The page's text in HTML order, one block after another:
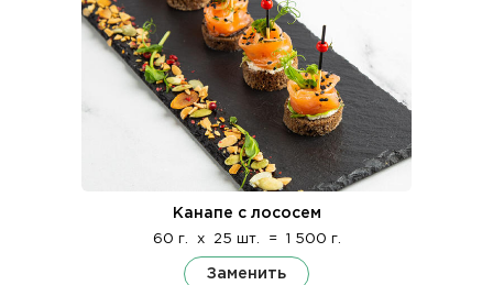
Канапе с лососем
60 г. x 25 шт. = 1 500 г.
Заменить